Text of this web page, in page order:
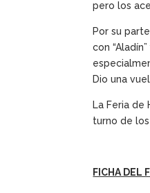
pero los
Por su
con
Dio una
La Feria de
turno de
FICHA DEL